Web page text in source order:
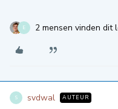
E 2 mensen vinden dit
S svdwal AUTEUR